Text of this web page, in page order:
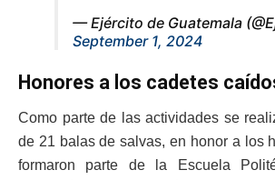
— Ejército de Guatemala
September 1, 2024
Honores a los cadetes
Como parte de las actividades se
de 21 balas de salvas, en honor a los
formaron parte de la Escuela